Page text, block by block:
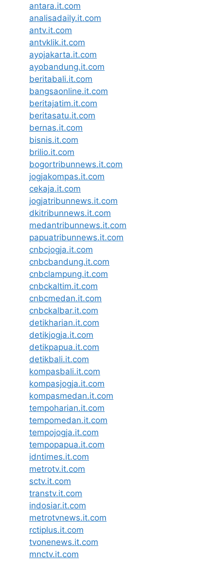
antara.it.com
analisadaily.it.com
antv.it.com
antvklik.it.com
ayojakarta.it.com
ayobandung.it.com
beritabali.it.com
bangsaonline.it.com
beritajatim.it.com
beritasatu.it.com
bernas.it.com
bisnis.it.com
brilio.it.com
bogortribunnews.it.com
jogjakompas.it.com
cekaja.it.com
jogjatribunnews.it.com
dkitribunnews.it.com
medantribunnews.it.com
papuatribunnews.it.com
cnbcjogja.it.com
cnbcbandung.it.com
cnbclampung.it.com
cnbckaltim.it.com
cnbcmedan.it.com
cnbckalbar.it.com
detikharian.it.com
detikjogja.it.com
detikpapua.it.com
detikbali.it.com
kompasbali.it.com
kompasjogja.it.com
kompasmedan.it.com
tempoharian.it.com
tempomedan.it.com
tempojogja.it.com
tempopapua.it.com
idntimes.it.com
metrotv.it.com
sctv.it.com
transtv.it.com
indosiar.it.com
metrotvnews.it.com
rctiplus.it.com
tvonenews.it.com
mnctv.it.com